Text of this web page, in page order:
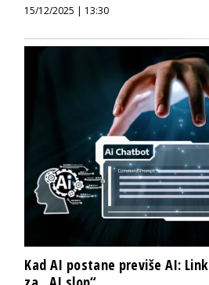
15/12/2025 | 13:30
Kad AI postane previše AI: